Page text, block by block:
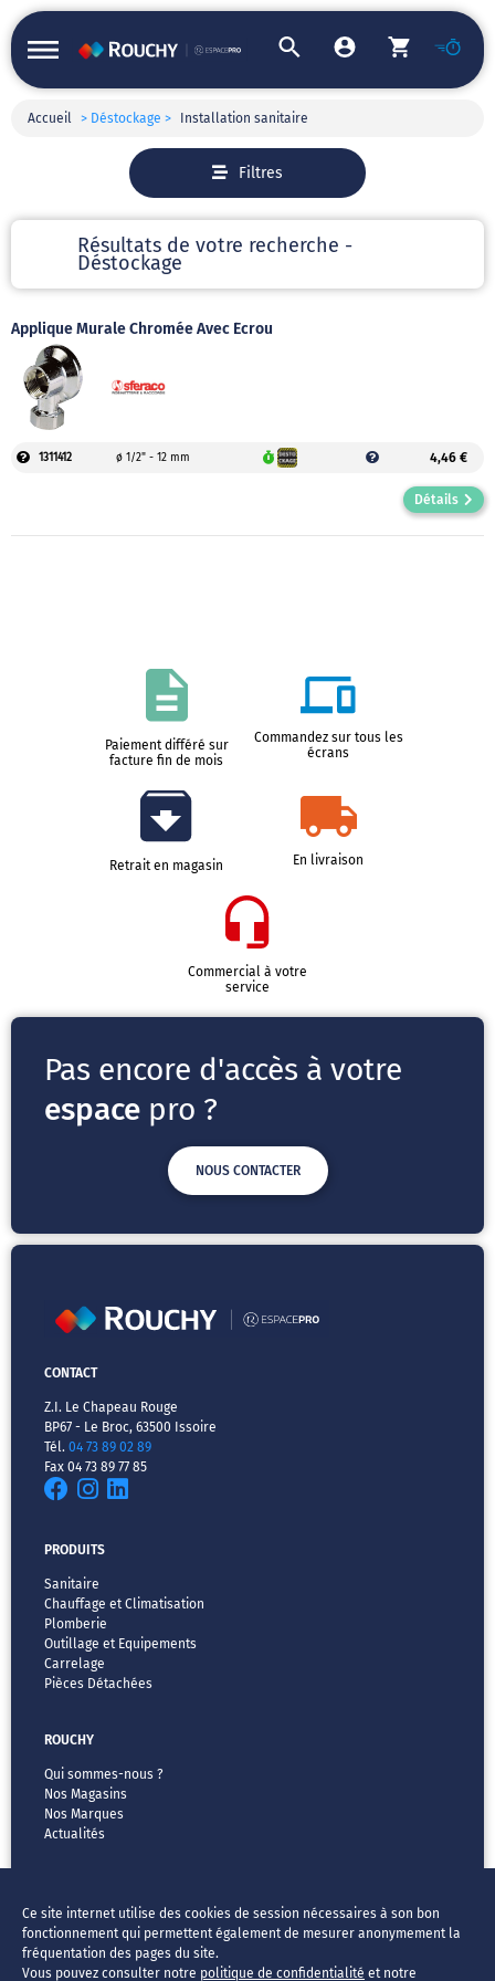
Ce site internet utilise des cookies de session nécessaires à son bon
fonctionnement qui permettent également de mesurer anonymement la
fréquentation des pages du site.
Vous pouvez consulter notre politique de confidentialité et notre
Accueil > Déstockage > Installation sanitaire
Filtres
Résultats de votre recherche -
Déstockage
Applique Murale Chromée Avec Écrou
1311412 ø 1/2" - 12 mm 4,46 €
Détails
Paiement différé sur
facture fin de mois
Commandez sur tous les
écrans
Retrait en magasin En livraison
Commercial à votre
service
Pas encore d'accès à votre
espace pro ?
NOUS CONTACTER
CONTACT
Z.I. Le Chapeau Rouge
BP67 - Le Broc, 63500 Issoire
Tél. 04 73 89 02 89
Fax 04 73 89 77 85
PRODUITS
Sanitaire
Chauffage et Climatisation
Plomberie
Outillage et Equipements
Carrelage
Pièces Détachées
ROUCHY
Qui sommes-nous ?
Nos Magasins
Nos Marques
Actualités
CGV
Vos données & vos droits
Mentions légales